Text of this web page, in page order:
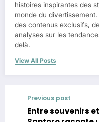
histoires inspirantes des
monde du
des contenus exclusifs,
analyses sur les
delà.
View All Posts
Previous post
Entre souvenirs